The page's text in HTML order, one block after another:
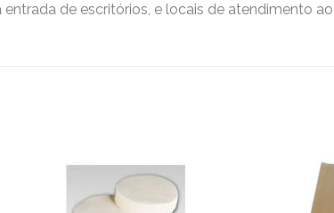
de escritórios, e locais de atendimento